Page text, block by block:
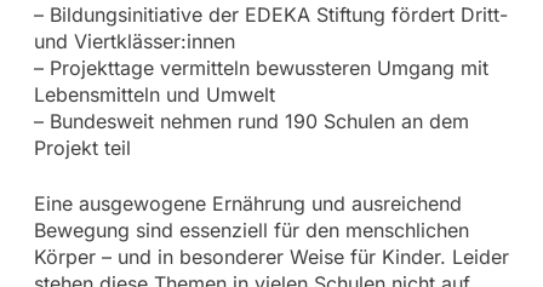
– Bildungsinitiative der EDEKA Stiftung fördert Dritt-
und Viertklässer:innen
– Projekttage vermitteln bewussteren Umgang mit
Lebensmitteln und Umwelt
– Bundesweit nehmen rund 190 Schulen an dem
Projekt teil
Eine ausgewogene Ernährung und ausreichend
Bewegung sind essenziell für den menschlichen
Körper – und in besonderer Weise für Kinder. Leider